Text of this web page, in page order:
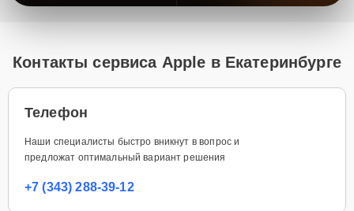
Контакты сервиса Apple в Екатеринбурге
Телефон
Наши специалисты быстро вникнут в вопрос и
предложат оптимальный вариант решения
+7 (343) 288-39-12